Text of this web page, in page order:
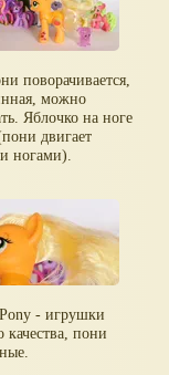
поворачивается,
можно
Яблочко на ноге
двигает
ногами).
- игрушки
качества, пони